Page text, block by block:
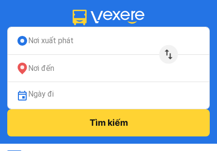
Nơi xuất phát
Nơi đến
Ngày đi
Tìm kiếm